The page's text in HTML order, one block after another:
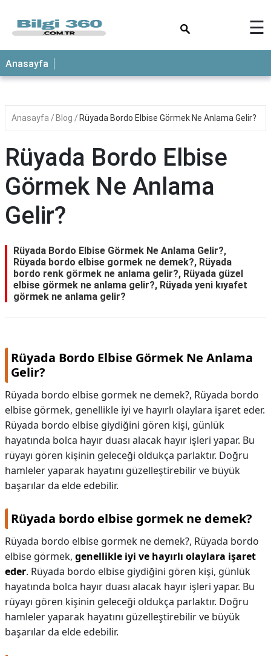
ANASAYFA
☰
Anasayfa
Anasayfa Blog Rüyada Bordo Elbise Görmek Ne Anlama Gelir?
Rüyada Bordo Elbise
Görmek Ne Anlama
Gelir?
Rüyada Bordo Elbise Görmek Ne Anlama Gelir?,
Rüyada bordo elbise gormek ne demek?, Rüyada
bordo renk görmek ne anlama gelir?, Rüyada güzel
elbise görmek ne anlama gelir?, Rüyada yeni kıyafet
görmek ne anlama gelir?
Rüyada Bordo Elbise Görmek Ne Anlama
Gelir?
Rüyada bordo elbise gormek ne demek?, Rüyada bordo
elbise görmek, genellikle iyi ve hayırlı olaylara işaret eder.
Rüyada bordo elbise giydiğini gören kişi, günlük
hayatında bolca hayır duası alacak hayır işleri yapar. Bu
rüyayı gören kişinin geleceği oldukça parlaktır. Doğru
hamleler yaparak hayatını güzelleştirebilir ve büyük
başarılar da elde edebilir.
Rüyada bordo elbise gormek ne demek?
Rüyada bordo elbise gormek ne demek?, Rüyada bordo
elbise görmek, genellikle iyi ve hayırlı olaylara işaret
eder. Rüyada bordo elbise giydiğini gören kişi, günlük
hayatında bolca hayır duası alacak hayır işleri yapar. Bu
rüyayı gören kişinin geleceği oldukça parlaktır. Doğru
hamleler yaparak hayatını güzelleştirebilir ve büyük
başarılar da elde edebilir.